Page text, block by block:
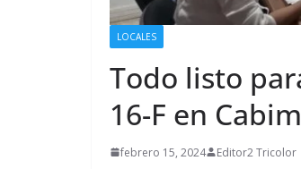
LOCALES
Todo listo
16-F en
febrero 15, 2024 Editor2 Tricolor